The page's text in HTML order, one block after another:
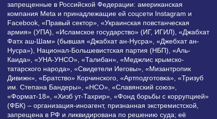
запрещенные в Российской Федерации: американская
компания Meta и принадлежащие ей соцсети Instagram и
Facebook, «Правый сектор», «Украинская повстанческая
армия» (УПА), «Исламское государство» (ИГ, ИГИЛ), «Джабхат
Фатх аш-Шам» (бывшая «Джабхат ан-Нусра», «Джебхат ан-
Нусра»), Национал-Большевистская партия (НБП), «Аль-
Каида», «УНА-УНСО», «Талибан», «Меджлис крымско-
татарского народа», «Свидетели Иеговы», «Мизантропик
Дивижн», «Братство» Корчинского, «Артподготовка», «Тризуб
им. Степана Бандеры», «НСО», «Славянский союз»,
«Формат-18», «Хизб ут-Тахрир», «Фонд борьбы с коррупцией»
(ФБК) – организация-иноагент, признанная экстремистской,
запрещена в РФ и ликвидирована по решению суда; её